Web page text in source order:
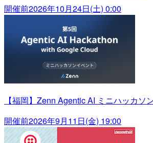
開催前2026年10月24日(土) 0:00
【福岡】Zenn Agentic AI ミニハッカソ
開催前2026年9月11日(金) 19:00